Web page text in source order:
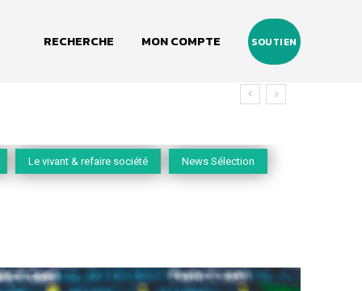
RECHERCHE MON COMPTE SOUTIEN
villes
Le vivant & refaire société News Sélection